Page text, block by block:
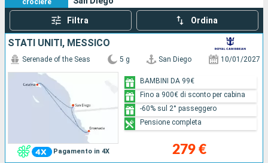
l'esercito americano sviluppa sottomarini.
vedere diverse navi da guerra navali, tra cui la portaerei
USS Midway, che ospita un museo.
San Diego è stata costruita ai piedi di tre montagne: Black
Mountain, Soledad e Cowles Mountain. Cowles Mountain
offre una moltitudine di sentieri escursionistici. La
vicinanza di questa città con il confine messicano
contribuisce a diversificare la sua cultura. Le specialità
culinarie di San Diego sono una vera e propria prova di
questa diversità culturale. In particolare, si può gustare il
sushirrito, il matrimonio perfetto tra burrito e sushi.
crociere
Filtra Ordina
STATI UNITI, MESSICO
Pagamento in 4X
Serenade of the Seas 5 g San Diego 10/01/2027
279 €
BAMBINI DA 99€
Fino a 900€ di sconto per cabina
-60% sul 2° passeggero
Pensione completa